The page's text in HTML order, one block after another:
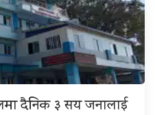
दैनिक ३ सय जनालाई